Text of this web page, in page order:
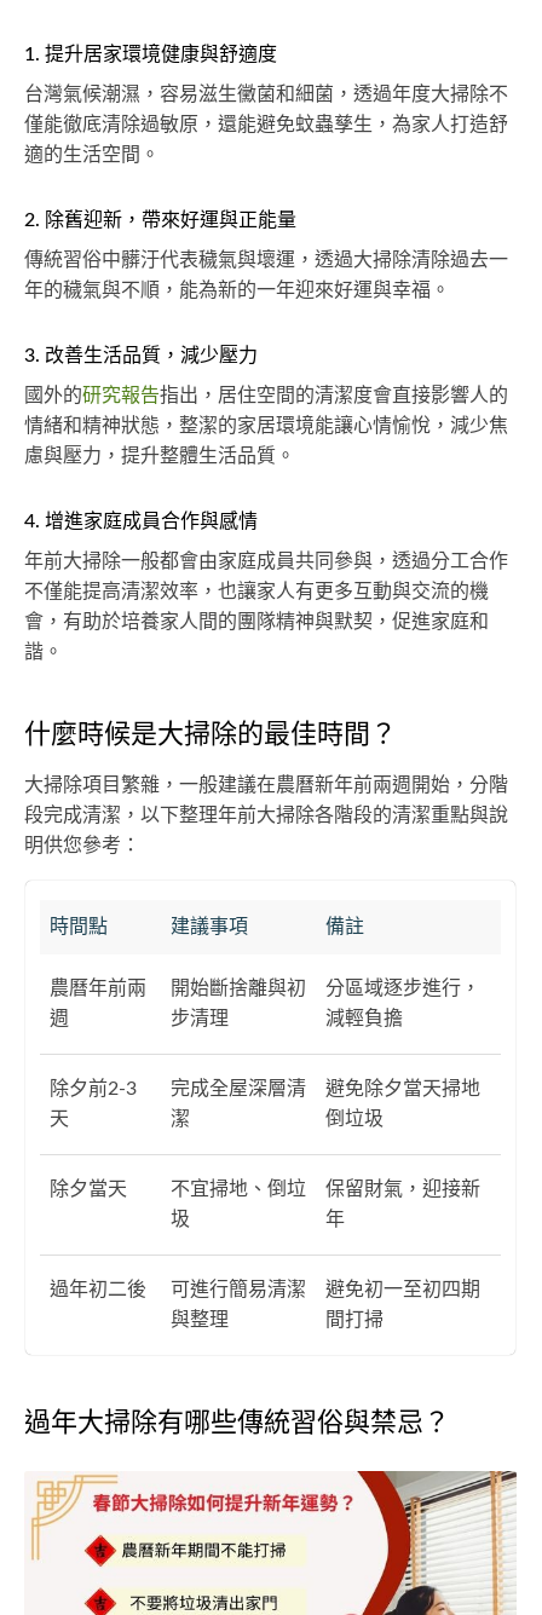
1. 提升居家環境健康與舒適度
台灣氣候潮濕，容易滋生黴菌和細菌，透過年度大掃除不
僅能徹底清除過敏原，還能避免蚊蟲孳生，為家人打造舒
適的生活空間。
2. 除舊迎新，帶來好運與正能量
傳統習俗中髒汙代表穢氣與壞運，透過大掃除清除過去一
年的穢氣與不順，能為新的一年迎來好運與幸福。
3. 改善生活品質，減少壓力
國外的研究報告指出，居住空間的清潔度會直接影響人的
情緒和精神狀態，整潔的家居環境能讓心情愉悅，減少焦
慮與壓力，提升整體生活品質。
4. 增進家庭成員合作與感情
年前大掃除一般都會由家庭成員共同參與，透過分工合作
不僅能提高清潔效率，也讓家人有更多互動與交流的機
會，有助於培養家人間的團隊精神與默契，促進家庭和
諧。
什麼時候是大掃除的最佳時間？
大掃除項目繁雜，一般建議在農曆新年前兩週開始，分階
段完成清潔，以下整理年前大掃除各階段的清潔重點與說
明供您參考：
時間點 建議事項 備註
農曆年前兩
週
開始斷捨離與初
步清理
分區域逐步進行，
減輕負擔
除夕前2-3
天
完成全屋深層清
潔
避免除夕當天掃地
倒垃圾
除夕當天
不宜掃地、倒垃
圾
保留財氣，迎接新
年
過年初二後
可進行簡易清潔
與整理
避免初一至初四期
間打掃
過年大掃除有哪些傳統習俗與禁忌？